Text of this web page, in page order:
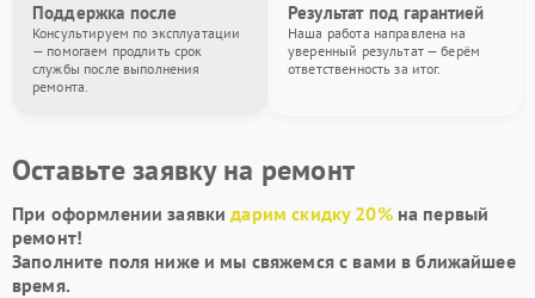
Поддержка после
Консультируем по эксплуатации
— помогаем продлить срок
службы после выполнения
ремонта.
Результат под гарантией
Наша работа направлена на
уверенный результат — берём
ответственность за итог.
Оставьте заявку на ремонт
При оформлении заявкидарим скидку 20%на первый
ремонт!
Заполните поля ниже и мы свяжемся с вами в ближайшее
время.